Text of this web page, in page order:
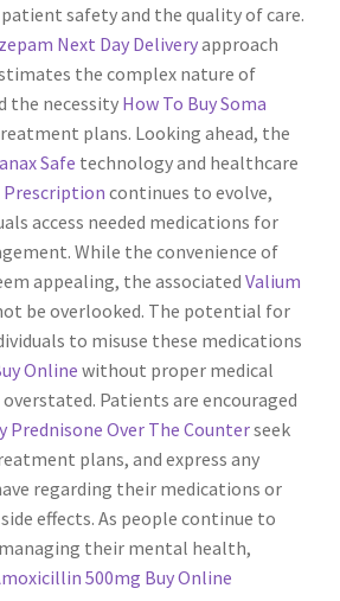
patient safety and the quality of care.
Next Day Deliveryapproach
the complex nature of
the necessity How To Buy Soma
plans. Looking ahead, the
Safe technology and healthcare
continues to evolve,
access needed medications for
While the convenience of
appealing, the associated Valium
be overlooked. The potential for
to misuse these medications
Online without proper medical
Patients are encouraged
Prednisone Over The Counterseek
plans, and express any
regarding their medications or
side effects. As people continue to
their mental health,
500mg Buy Online